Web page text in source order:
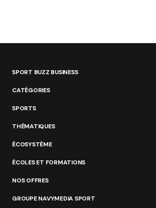
SPORT BUZZ BUSINESS
CATÉGORIES
SPORTS
THÉMATIQUES
ÉCOSYSTÈME
ÉCOLES ET FORMATIONS
NOS OFFRES
GROUPE NAVYMEDIA SPORT